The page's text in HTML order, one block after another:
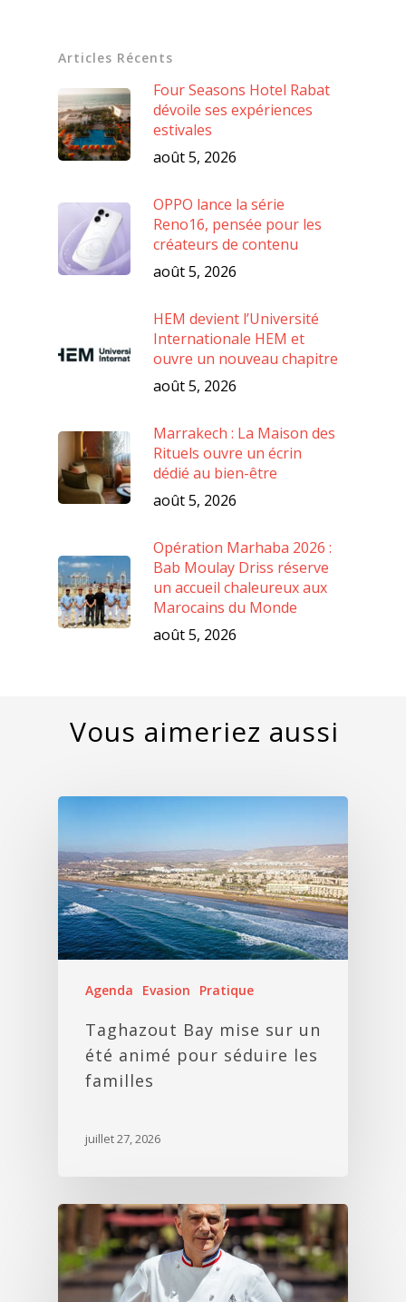
Articles Récents
Four Seasons Hotel Rabat
dévoile ses expériences
estivales
août 5, 2026
OPPO lance la série
Reno16, pensée pour les
créateurs de contenu
août 5, 2026
HEM devient l’Université
Internationale HEM et
ouvre un nouveau chapitre
août 5, 2026
Marrakech : La Maison des
Rituels ouvre un écrin
dédié au bien-être
août 5, 2026
Opération Marhaba 2026 :
Bab Moulay Driss réserve
un accueil chaleureux aux
Marocains du Monde
août 5, 2026
Agenda Evasion Pratique
Taghazout Bay mise sur un
été animé pour séduire les
familles
juillet 27, 2026